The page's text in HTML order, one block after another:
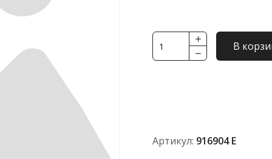
Количество
товара
В
Артикул: 916904 Е